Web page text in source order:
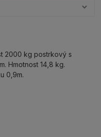
2000 kg postrkový s
Hmotnost 14,8 kg.
0,9m.